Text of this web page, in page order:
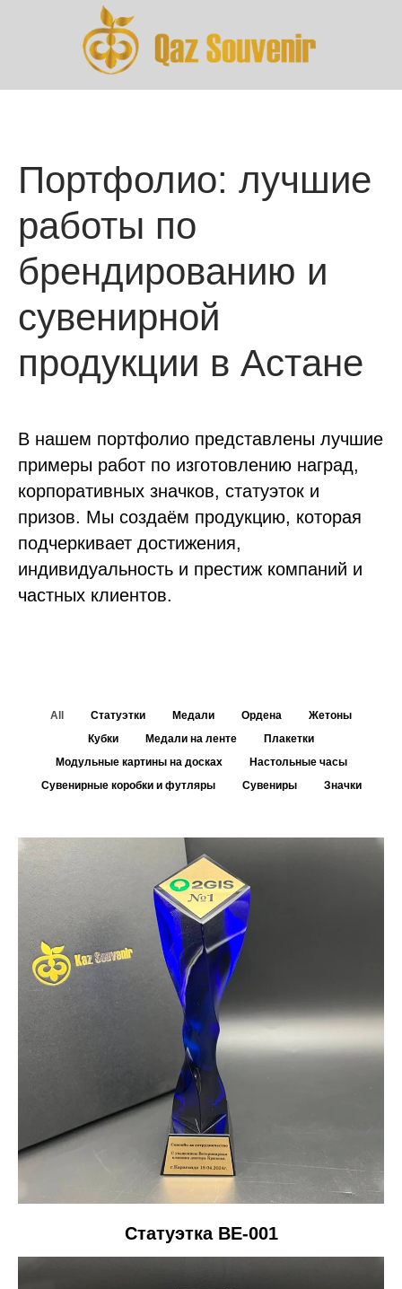
Портфолио: лучшие
работы по
брендированию и
сувенирной
продукции в Астане
В нашем портфолио представлены лучшие
примеры работ по изготовлению наград,
корпоративных значков, статуэток и
призов. Мы создаём продукцию, которая
подчеркивает достижения,
индивидуальность и престиж компаний и
частных клиентов.
All Статуэтки Медали Ордена
Жетоны
Кубки
Медали на ленте
Плакетки
Модульные картины на досках
Настольные часы
Сувенирные коробки и футляры
Сувениры Значки
Статуэтка BE-001